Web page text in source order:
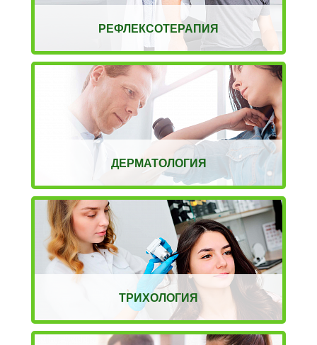
РЕФЛЕКСОТЕРАПИЯ
ДЕРМАТОЛОГИЯ
ТРИХОЛОГИЯ